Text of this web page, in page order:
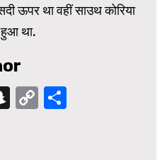
ऊपर था वहीं साउथ कोरिया
हुआ था.
Snapchat
Copy